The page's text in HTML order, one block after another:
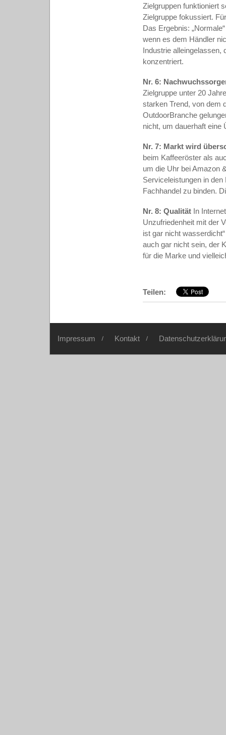
Zielgruppen funktioniert
Zielgruppe fokussiert.
Das Ergebnis:
wenn es dem Händler
Industrie alleingelassen,
konzentriert.
Nr. 6:
Zielgruppe unter 20
starken Trend, von dem
OutdoorBranche
nicht, um dauerhaft eine
Nr. 7: Markt wird
beim Kaffeeröster als
um die Uhr bei Amazon
Serviceleistungen in
Fachhandel zu binden.
Nr. 8: QualitätIn
Unzufriedenheit mit der
ist gar nicht
auch gar nicht sein, der
für die Marke und
Teilen:
Impressum Kontakt